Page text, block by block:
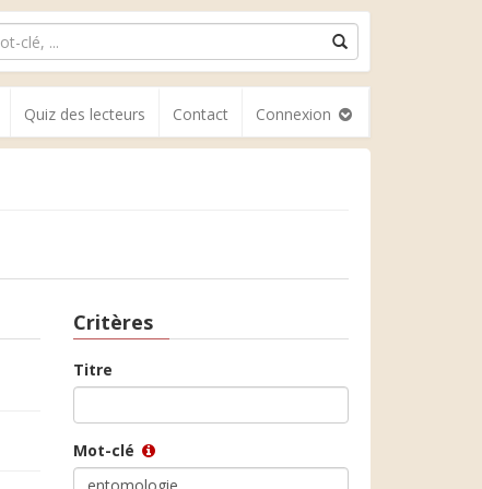
Quiz des lecteurs Contact Connexion
Critères
Titre
Mot-clé